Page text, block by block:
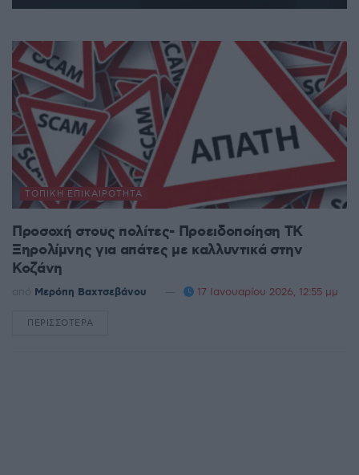
ΤΟΠΙΚΉ ΕΠΙΚΑΙΡΌΤΗΤΑ
Προσοχή στους πολίτες- Προειδοποίηση ΤΚ
Ξηρολίμνης για απάτες με καλλυντικά στην
Κοζάνη
από Μερόπη Βαχτσεβάνου 17 Ιανουαρίου 2026, 12:55 μμ
ΠΕΡΙΣΣΌΤΕΡΑ